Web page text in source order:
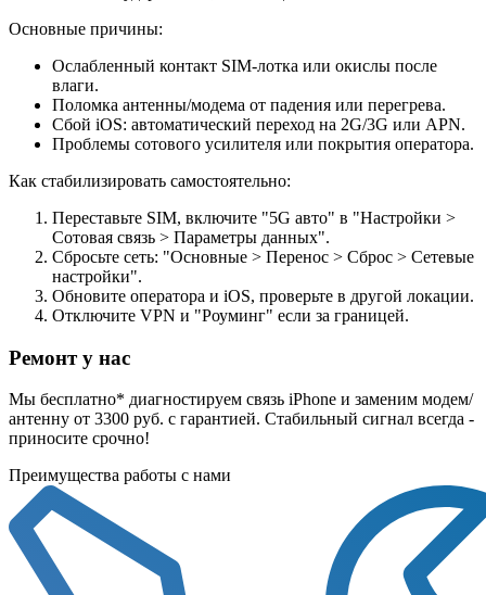
Основные причины:
Ослабленный контакт SIM-лотка или окислы после
влаги.
Поломка антенны/модема от падения или перегрева.
Сбой iOS: автоматический переход на 2G/3G или APN.
Проблемы сотового усилителя или покрытия оператора.
Как стабилизировать самостоятельно:
Переставьте SIM, включите "5G авто" в "Настройки >
Сотовая связь > Параметры данных".
Сбросьте сеть: "Основные > Перенос > Сброс > Сетевые
настройки".
Обновите оператора и iOS, проверьте в другой локации.
Отключите VPN и "Роуминг" если за границей.
Ремонт у нас
Мы бесплатно* диагностируем связь iPhone и заменим модем/
антенну от 3300 руб. с гарантией. Стабильный сигнал всегда -
приносите срочно!
Преимущества работы с нами